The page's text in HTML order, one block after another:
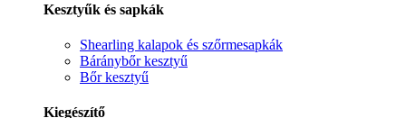
Kesztyűk és sapkák
Shearling kalapok és szőrmesapkák
Báránybőr kesztyű
Bőr kesztyű
Kiegészítő